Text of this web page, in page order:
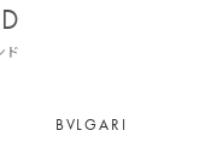
ド
BVLGARI